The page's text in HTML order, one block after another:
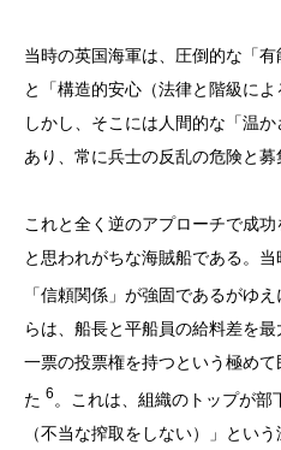
当時の英国海軍は、圧倒的な「有
と「構造的安心（法律と階級によ
しかし、そこには人間的な「温
あり、常に兵士の反乱の危険と募
これと全く逆のアプローチで成
と思われがちな海賊船である。
「信頼関係」が強固であるがゆ
らは、船長と平船員の給料差を
一票の投票権を持つという極め
た 6 。これは、組織のトップが
（不当な搾取をしない）」とい